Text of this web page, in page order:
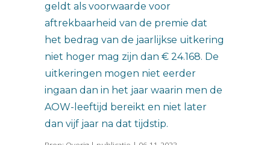
geldt als voorwaarde voor
aftrekbaarheid van de premie dat
het bedrag van de jaarlijkse uitkering
niet hoger mag zijn dan € 24.168. De
uitkeringen mogen niet eerder
ingaan dan in het jaar waarin men de
AOW-leeftijd bereikt en niet later
dan vijf jaar na dat tijdstip.